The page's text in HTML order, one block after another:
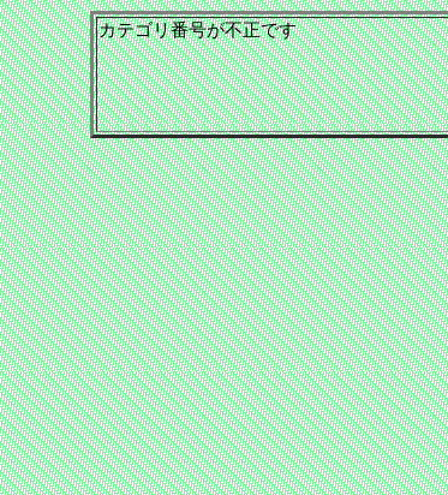
カテゴリ番号が不正です